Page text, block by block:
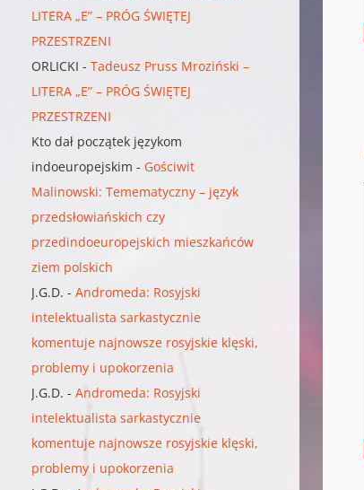
LITERA „E” – PRÓG ŚWIĘTEJ
PRZESTRZENI
ORLICKI -Tadeusz Pruss Mroziński –
LITERA „E” – PRÓG ŚWIĘTEJ
PRZESTRZENI
Kto dał początek językom
indoeuropejskim - Gościwit
Malinowski: Temematyczny – język
przedsłowiańskich czy
przedindoeuropejskich mieszkańców
ziem polskich
J.G.D. -Andromeda: Rosyjski
intelektualista sarkastycznie
komentuje najnowsze rosyjskie klęski,
problemy i upokorzenia
J.G.D. -Andromeda: Rosyjski
intelektualista sarkastycznie
komentuje najnowsze rosyjskie klęski,
problemy i upokorzenia